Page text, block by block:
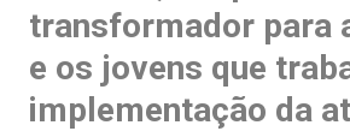
transformador para
e os jovens que
implementação da